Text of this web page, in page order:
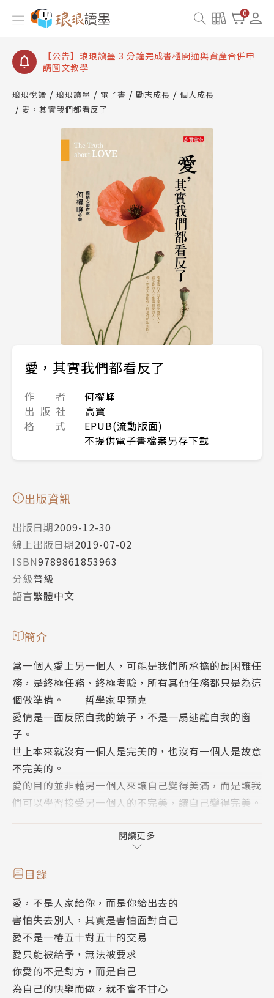
0
【公告】琅琅讀墨數位閱讀資產合併與書櫃開通申請
【公告】琅琅讀墨書櫃開通常見問題
【公告】琅琅讀墨 3 分鐘完成書櫃開通與資產合併申
請圖文教學
查詢
【公告】琅琅讀墨數位閱讀資產合併與書櫃開通申請
琅琅悅讀 琅琅讀墨 電子書 勵志成長
個人成長
愛，其實我們都看反了
愛，其實我們都看反了
作 者
何權峰
出 版 社
高寶
格 式
EPUB(流動版面)
不提供電子書檔案另存下載
出版資訊
出版日期2009-12-30
線上出版日期2019-07-02
ISBN9789861853963
分級普級
語言繁體中文
簡介
當一個人愛上另一個人，可能是我們所承擔的最困難任
務，是終極任務、終極考驗，所有其他任務都只是為這
個做準備。──哲學家里爾克
愛情是一面反照自我的鏡子，不是一扇逃離自我的窗
子。
世上本來就沒有一個人是完美的，也沒有一個人是故意
不完美的。
愛的目的並非藉另一個人來讓自己變得美滿，而是讓我
們可以學習接受另一個人的不完美，讓自己變得完美。
人，而是你最好的朋友，幫助你自覺自醒，透過相互學
在愛情中，你不是得到想要的結果，就是從結果中學
遇到曾經愛過的人時，要記得感謝他們，是他們讓你更
懂得愛；遇到曾經傷害過你的人時，也要感謝他們，是
他們讓你更加堅強。
就算你無法感謝也不要眉宇深鎖，因為你不知道誰會愛
上你的微笑。
閱讀更多
目錄
愛，不是人家給你，而是你給出去的
害怕失去別人，其實是害怕面對自己
愛不是一樁五十對五十的交易
愛只能被給予，無法被要求
你愛的不是對方，而是自己
為自己的快樂而做，就不會不甘心